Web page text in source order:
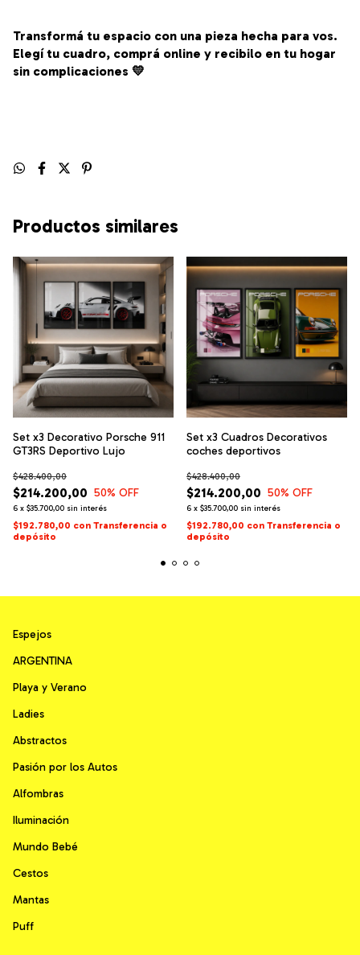
Transformá tu espacio con una pieza hecha para vos.
Elegí tu cuadro, comprá online y recibilo en tu hogar
sin complicaciones 💛
Productos similares
Set x3 Decorativo Porsche 911
GT3RS Deportivo Lujo
$214.200,00
$428.400,00
50% OFF
6 x $35.700,00 sin interés
$192.780,00 con Transferencia o
depósito
Set x3 Cuadros Decorativos
coches deportivos
$214.200,00
$428.400,00
50% OFF
6 x $35.700,00 sin interés
$192.780,00 con Transferencia o
depósito
Espejos
ARGENTINA
Playa y Verano
Ladies
Abstractos
Pasión por los Autos
Alfombras
Iluminación
Mundo Bebé
Cestos
Mantas
Puff